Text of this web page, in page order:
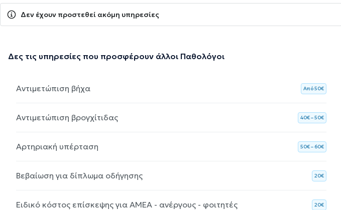
Δεν έχουν προστεθεί ακόμη υπηρεσίες
Δες τις υπηρεσίες που προσφέρουν άλλοι Παθολόγοι
Αντιμετώπιση βήχα Aπό 50€
Αντιμετώπιση βρογχίτιδας 40€ – 50€
Αρτηριακή υπέρταση 50€ – 60€
Βεβαίωση για δίπλωμα οδήγησης 20€
Ειδικό κόστος επίσκεψης για ΑΜΕΑ - ανέργους - φοιτητές 20€